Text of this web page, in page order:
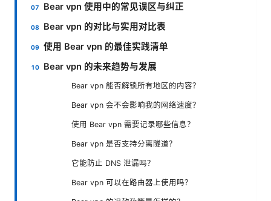
Bear vpn 使用中的常见误区与纠正
Bear vpn 的对比与实用对比表
使用 Bear vpn 的最佳实践清单
Bear vpn 的未来趋势与发展
Bear vpn 能否解锁所有地区的内容？
Bear vpn 会不会影响我的网络速度？
使用 Bear vpn 需要记录哪些信息？
Bear vpn 是否支持分离隧道？
它能防止 DNS 泄漏吗？
Bear vpn 可以在路由器上使用吗？